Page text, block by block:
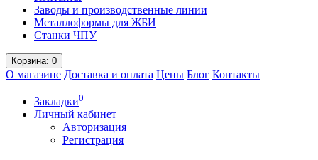
Заводы и производственные линии
Металлоформы для ЖБИ
Станки ЧПУ
Корзина: 0
О магазине Доставка и оплата Цены Блог Контакты
Закладки0
Личный кабинет
Авторизация
Регистрация